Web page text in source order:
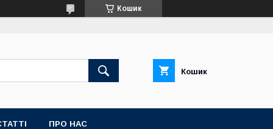
Кошик
Кошик
ПРО НАС